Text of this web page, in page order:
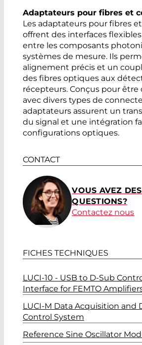
Adaptateurs pour fibres et
Les adaptateurs pour fibres
offrent des interfaces
entre les composants
systèmes de mesure. Ils
alignement précis et un
des fibres optiques aux
récepteurs. Conçus pour
avec divers types de
adaptateurs assurent un
du signal et une intégration
configurations optiques.
CONTACT
VOUS AVEZ DES
QUESTIONS?
Contactez nous
FICHES TECHNIQUES
LUCI-10 - USB to D-Sub
Interface for FEMTO
LUCI-M Data Acquisition and
Control System
Reference Sine Oscillator